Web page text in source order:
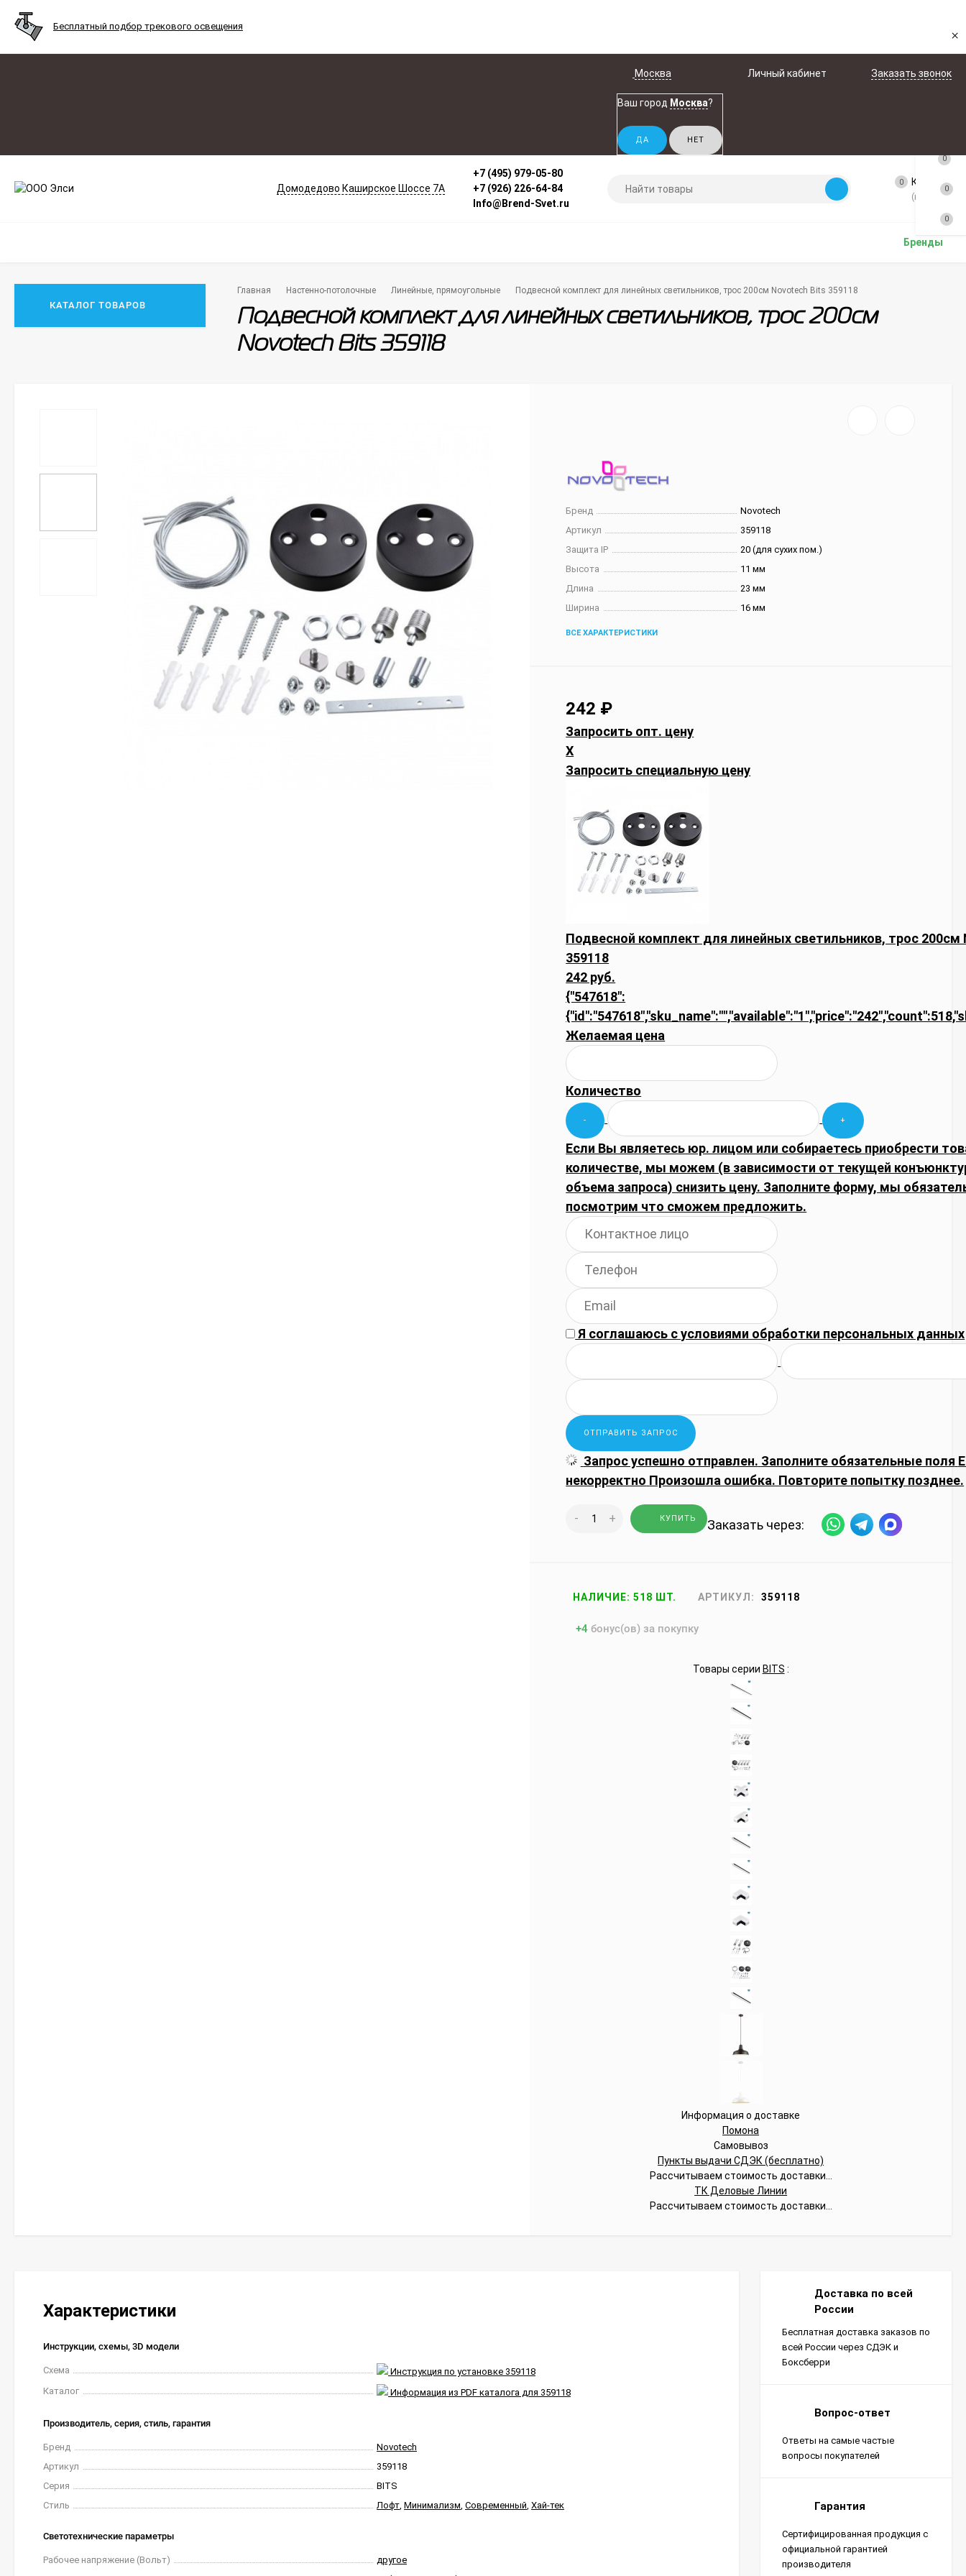
Бесплатный подбор трекового освещения
×
Москва
Ваш город Москва?
Личный кабинет Заказать звонок
Домодедово Каширское Шоссе 7А
+7 (495) 979-05-80
+7 (926) 226-64-84
Info@Brend-Svet.ru
0 Корзина
(пусто)
Бренды
КАТАЛОГ ТОВАРОВ
Главная Настенно-потолочные Линейные, прямоугольные Подвесной комплект для линейных светильников, трос 200см Novotech Bits 359118
Подвесной комплект для линейных светильников, трос 200см
Novotech Bits 359118
Бренд
Novotech
Артикул
359118
Защита IP
20 (для сухих пом.)
Высота
11 мм
Длина
23 мм
Ширина
16 мм
ВСЕ ХАРАКТЕРИСТИКИ
242 ₽
Запросить опт. цену
X
Запросить специальную цену
Подвесной комплект для линейных светильников, трос
359118
242 руб.
{"547618":
Желаемая цена
Количество
Если Вы являетесь юр. лицом или собираетесь приобрести
количестве, мы можем (в зависимости от текущей
объема запроса) снизить цену. Заполните форму, мы
посмотрим что сможем предложить.
Я соглашаюсь сусловиями обработки персональных данных
Запрос успешно отправлен. Заполните обязательные поля
некорректно Произошла ошибка. Повторите попытку позднее.
- + КУПИТЬ Заказать через:
НАЛИЧИЕ: 518 ШТ. АРТИКУЛ: 359118
+4 бонус(ов) за покупку
Товары серии BITS :
Информация о доставке
Помона
Самовывоз
Пункты выдачи СДЭК (бесплатно)
Рассчитываем стоимость доставки...
ТК Деловые Линии
Рассчитываем стоимость доставки...
Характеристики
Инструкции, схемы, 3D модели
Схема
Инструкция по установке 359118
Каталог
Информация из PDF каталога для 359118
Производитель, серия, стиль, гарантия
Бренд
Novotech
Артикул
359118
Серия
BITS
Стиль
Лофт, Минимализм, Современный, Хай-тек
Светотехнические параметры
Рабочее напряжение (Вольт)
другое
Доставка по всей
России
Бесплатная доставка заказов по
всей России через СДЭК и
Боксберри
Вопрос-ответ
Ответы на самые частые
вопросы покупателей
Гарантия
Сертифицированная продукция с
официальной гарантией
производителя
0
0
0